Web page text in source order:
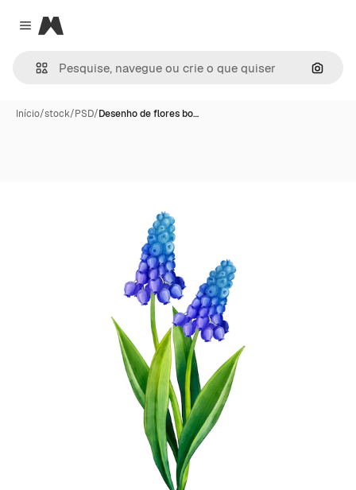
Close menu
Magnific
Início/stock/PSD/Desenho de flores bo…